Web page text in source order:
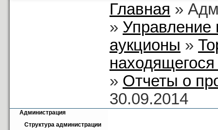
Главная »
» Управление
аукционы »
» Отчеты о
30.09.2014
Администрация
Структура администрации